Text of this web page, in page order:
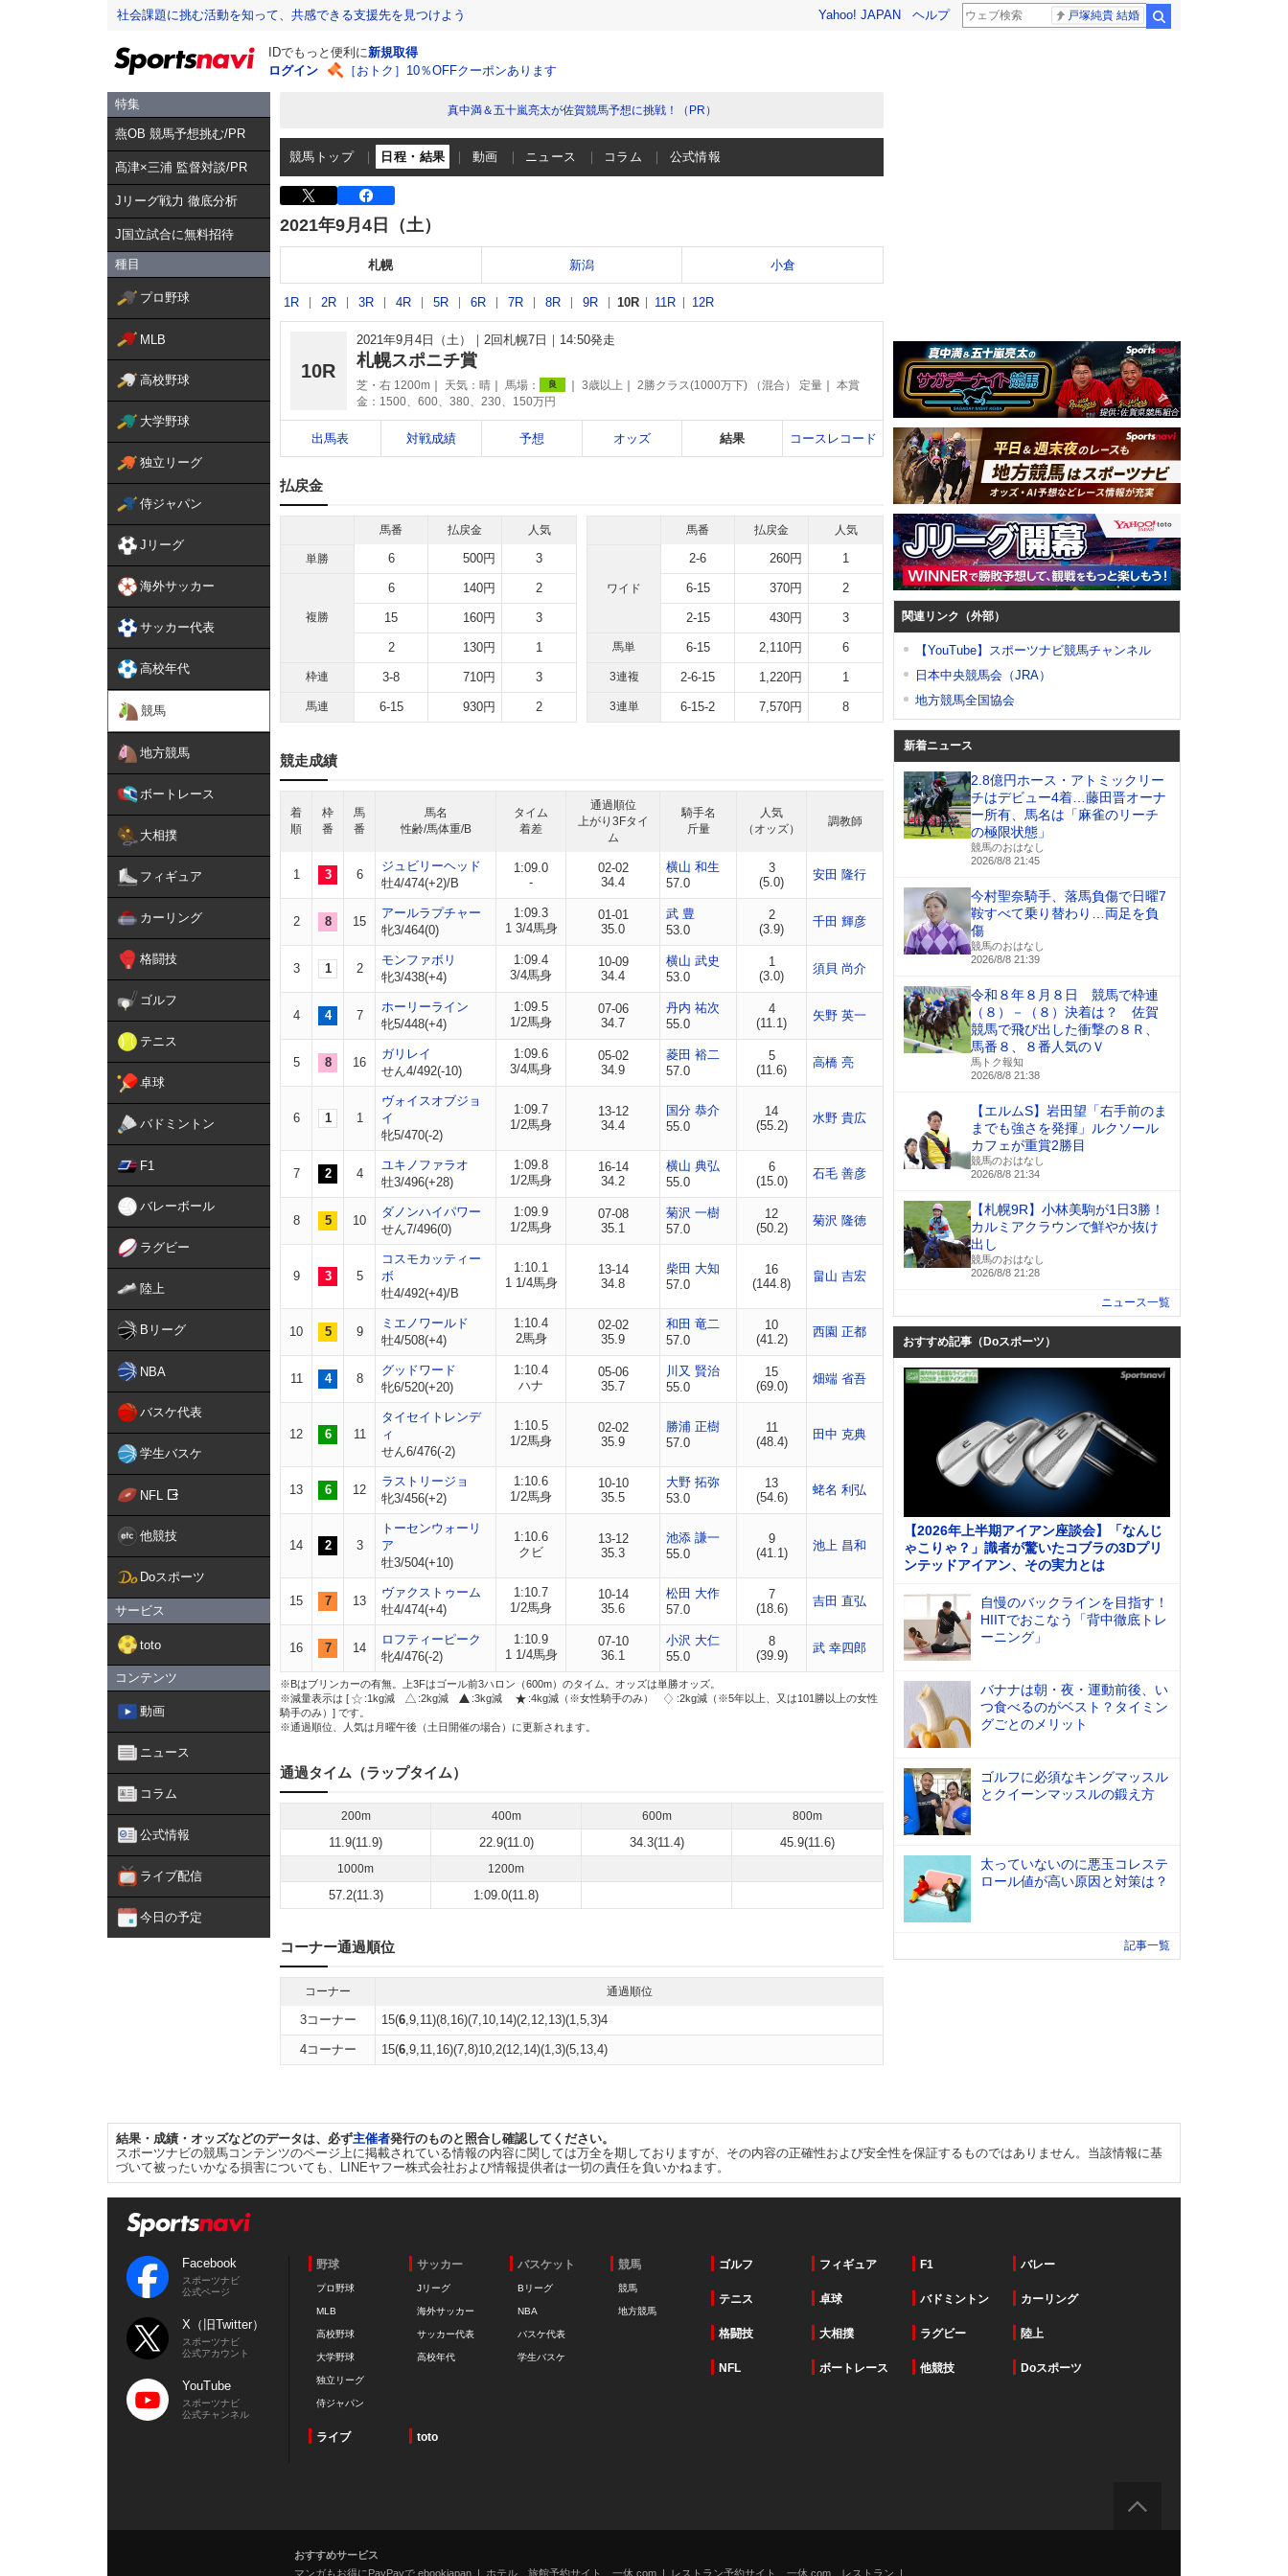
社会課題に挑む活動を知って、共感できる支援先を見つけよう Yahoo! JAPAN ヘルプ 戸塚純貴 結婚
IDでもっと便利に新規取得
ログイン
［おトク］10％OFFクーポンあります
特集
燕OB 競馬予想挑む/PR
髙津×三浦 監督対談/PR
Jリーグ戦力 徹底分析
J国立試合に無料招待
種目
プロ野球
MLB
高校野球
大学野球
独立リーグ
侍ジャパン
Jリーグ
海外サッカー
サッカー代表
高校年代
競馬
地方競馬
ボートレース
大相撲
フィギュア
カーリング
格闘技
ゴルフ
テニス
卓球
バドミントン
F1
バレーボール
ラグビー
陸上
Bリーグ
NBA
バスケ代表
学生バスケ
NFL
他競技
Doスポーツ
サービス
toto
コンテンツ
動画
ニュース
コラム
公式情報
ライブ配信
今日の予定
真中満＆五十嵐亮太が佐賀競馬予想に挑戦！（PR）
競馬トップ 日程・結果 動画 ニュース コラム 公式情報
2021年9月4日（土）
札幌 新潟 小倉
1R 2R 3R 4R 5R 6R 7R 8R 9R 10R 11R 12R
10R
2021年9月4日（土） 2回札幌7日 14:50発走
札幌スポニチ賞
芝・右 1200m 天気： 晴 馬場： 良 3歳以上 2勝クラス(1000万下) （混合） 定量
本賞
金：1500、600、380、230、150万円
出馬表 対戦成績 予想 オッズ 結果 コースレコード
払戻金
馬番 払戻金 人気
単勝 6 500円 3
複勝
6 140円 2
15 160円 3
2 130円 1
枠連 3-8 710円 3
馬連 6-15 930円 2
馬番 払戻金 人気
ワイド
2-6 260円 1
6-15 370円 2
2-15 430円 3
馬単 6-15 2,110円 6
3連複 2-6-15 1,220円 1
3連単 6-15-2 7,570円 8
競走成績
着
順
枠
番
馬
番
馬名
性齢/馬体重/B
タイム
着差
通過順位
上がり3Fタイ
ム
騎手名
斤量
人気
（オッズ）
調教師
1 3 6
ジュビリーヘッド
牡4/474(+2)/B
1:09.0
-
02-02
34.4
横山 和生
57.0
3
(5.0)
安田 隆行
2 8 15
アールラプチャー
牝3/464(0)
1:09.3
1 3/4馬身
01-01
35.0
武 豊
53.0
2
(3.9)
千田 輝彦
3 1 2
モンファボリ
牝3/438(+4)
1:09.4
3/4馬身
10-09
34.4
横山 武史
53.0
1
(3.0)
須貝 尚介
4 4 7
ホーリーライン
牝5/448(+4)
1:09.5
1/2馬身
07-06
34.7
丹内 祐次
55.0
4
(11.1)
矢野 英一
5 8 16
ガリレイ
せん4/492(-10)
1:09.6
3/4馬身
05-02
34.9
菱田 裕二
57.0
5
(11.6)
高橋 亮
6 1 1
ヴォイスオブジョ
イ
牝5/470(-2)
1:09.7
1/2馬身
13-12
34.4
国分 恭介
55.0
14
(55.2)
水野 貴広
7 2 4
ユキノファラオ
牡3/496(+28)
1:09.8
1/2馬身
16-14
34.2
横山 典弘
55.0
6
(15.0)
石毛 善彦
8 5 10
ダノンハイパワー
せん7/496(0)
1:09.9
1/2馬身
07-08
35.1
菊沢 一樹
57.0
12
(50.2)
菊沢 隆徳
9 3 5
コスモカッティー
ボ
牡4/492(+4)/B
1:10.1
1 1/4馬身
13-14
34.8
柴田 大知
57.0
16
(144.8)
畠山 吉宏
10 5 9
ミエノワールド
牡4/508(+4)
1:10.4
2馬身
02-02
35.9
和田 竜二
57.0
10
(41.2)
西園 正都
11 4 8
グッドワード
牝6/520(+20)
1:10.4
ハナ
05-06
35.7
川又 賢治
55.0
15
(69.0)
畑端 省吾
12 6 11
タイセイトレンデ
ィ
せん6/476(-2)
1:10.5
1/2馬身
02-02
35.9
勝浦 正樹
57.0
11
(48.4)
田中 克典
13 6 12
ラストリージョ
牝3/456(+2)
1:10.6
1/2馬身
10-10
35.5
大野 拓弥
53.0
13
(54.6)
蛯名 利弘
14 2 3
トーセンウォーリ
ア
牡3/504(+10)
1:10.6
クビ
13-12
35.3
池添 謙一
55.0
9
(41.1)
池上 昌和
15 7 13
ヴァクストゥーム
牡4/474(+4)
1:10.7
1/2馬身
10-14
35.6
松田 大作
57.0
7
(18.6)
吉田 直弘
16 7 14
ロフティーピーク
牝4/476(-2)
1:10.9
1 1/4馬身
07-10
36.1
小沢 大仁
55.0
8
(39.9)
武 幸四郎
※Bはブリンカーの有無。上3Fはゴール前3ハロン（600m）のタイム。オッズは単勝オッズ。
※減量表示は [
:1kg減 :2kg減 :3kg減 :4kg減（※女性騎手のみ）
:2kg減（※5年以上、又は101勝以上の女性
騎手のみ）] です。
※通過順位、人気は月曜午後（土日開催の場合）に更新されます。
通過タイム（ラップタイム）
200m 400m 600m 800m
11.9(11.9) 22.9(11.0) 34.3(11.4) 45.9(11.6)
1000m 1200m
57.2(11.3) 1:09.0(11.8)
コーナー通過順位
コーナー 通過順位
3コーナー 15(6,9,11)(8,16)(7,10,14)(2,12,13)(1,5,3)4
4コーナー 15(6,9,11,16)(7,8)10,2(12,14)(1,3)(5,13,4)
関連リンク（外部）
【YouTube】スポーツナビ競馬チャンネル
日本中央競馬会（JRA）
地方競馬全国協会
新着ニュース
2.8億円ホース・アトミックリー
チはデビュー4着…藤田晋オーナ
ー所有、馬名は「麻雀のリーチ
の極限状態」
競馬のおはなし
2026/8/8 21:45
今村聖奈騎手、落馬負傷で日曜7
鞍すべて乗り替わり…両足を負
傷
競馬のおはなし
2026/8/8 21:39
令和８年８月８日 競馬で枠連
（８）－（８）決着は？ 佐賀
競馬で飛び出した衝撃の８Ｒ、
馬番８、８番人気のＶ
馬トク報知
2026/8/8 21:38
【エルムS】岩田望「右手前のま
までも強さを発揮」ルクソール
カフェが重賞2勝目
競馬のおはなし
2026/8/8 21:34
【札幌9R】小林美駒が1日3勝！
カルミアクラウンで鮮やか抜け
出し
競馬のおはなし
2026/8/8 21:28
ニュース一覧
おすすめ記事（Doスポーツ）
【2026年上半期アイアン座談会】「なんじ
ゃこりゃ？」識者が驚いたコブラの3Dプリ
ンテッドアイアン、その実力とは
自慢のバックラインを目指す！
HIITでおこなう「背中徹底トレ
ーニング」
バナナは朝・夜・運動前後、い
つ食べるのがベスト？タイミン
グごとのメリット
ゴルフに必須なキングマッスル
とクイーンマッスルの鍛え方
太っていないのに悪玉コレステ
ロール値が高い原因と対策は？
記事一覧
結果・成績・オッズなどのデータは、必ず主催者発行のものと照合し確認してください。
スポーツナビの競馬コンテンツのページ上に掲載されている情報の内容に関しては万全を期しておりますが、その内容の正確性および安全性を保証するものではありません。当該情報に基
づいて被ったいかなる損害についても、LINEヤフー株式会社および情報提供者は一切の責任を負いかねます。
Facebook
スポーツナビ
公式ページ
X（旧Twitter）
スポーツナビ
公式アカウント
YouTube
スポーツナビ
公式チャンネル
野球
プロ野球
MLB
高校野球
大学野球
独立リーグ
侍ジャパン
サッカー
Jリーグ
海外サッカー
サッカー代表
高校年代
バスケット
Bリーグ
NBA
バスケ代表
学生バスケ
競馬
競馬
地方競馬
ゴルフ フィギュア F1 バレー
テニス 卓球 バドミントン カーリング
格闘技 大相撲 ラグビー 陸上
NFL ボートレース 他競技 Doスポーツ
ライブ toto
おすすめサービス
マンガもお得にPayPayで ebookjapan
ホテル、旅館予約サイト 一休.com レストラン予約サイト 一休.com レストラン